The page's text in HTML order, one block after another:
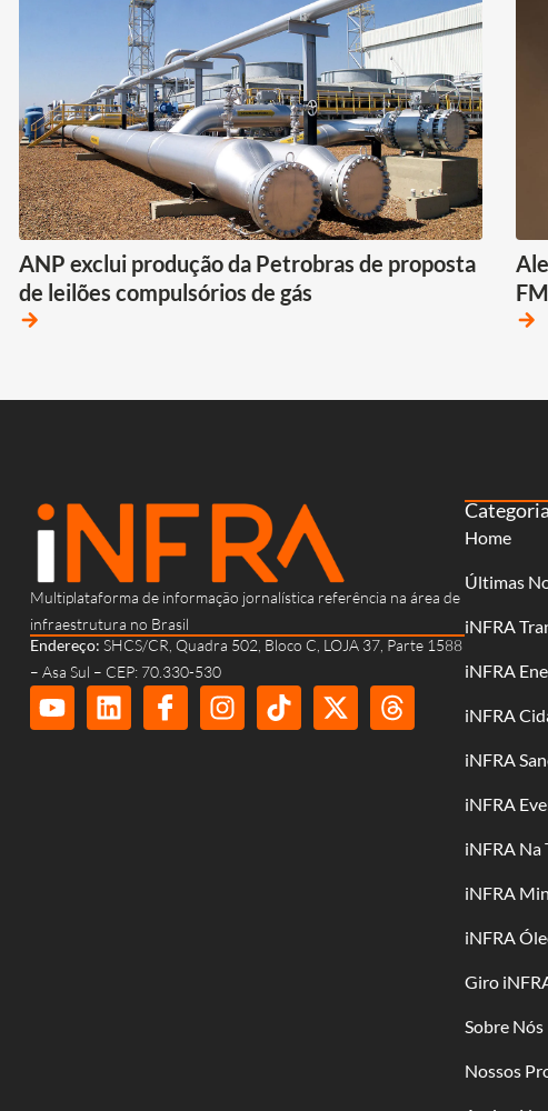
ANP exclui produção da Petrobras de proposta
de leilões compulsórios de gás
arrow_forward
arrow_forward
Multiplataforma de informação jornalística referência na área de
infraestrutura no Brasil
Endereço: SHCS/CR, Quadra 502, Bloco C, LOJA 37, Parte 1588
– Asa Sul – CEP: 70.330-530
Home
Últimas
iNFRA
iNFRA
iNFRA
iNFRA
iNFRA
iNFRA Na
iNFRA
iNFRA
Giro
Sobre Nós
Nossos